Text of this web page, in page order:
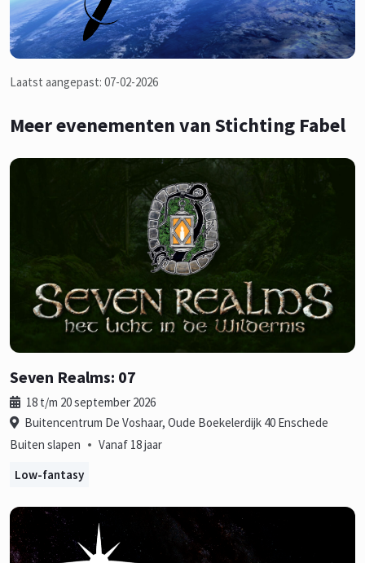
Laatst aangepast: 07-02-2026
Meer evenementen van Stichting Fabel
Seven Realms: 07
18 t/m 20 september 2026
Buitencentrum De Voshaar, Oude Boekelerdijk 40 Enschede
Buiten slapen • Vanaf 18 jaar
Low-fantasy